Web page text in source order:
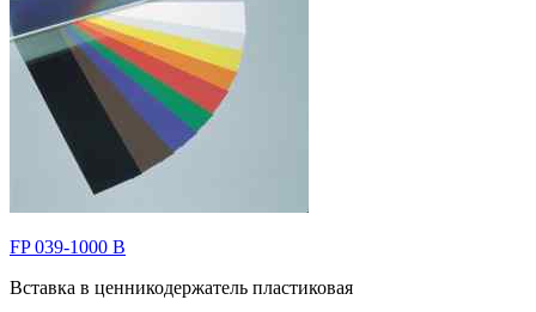
FP 039-1000 B
Вставка в ценникодержатель пластиковая